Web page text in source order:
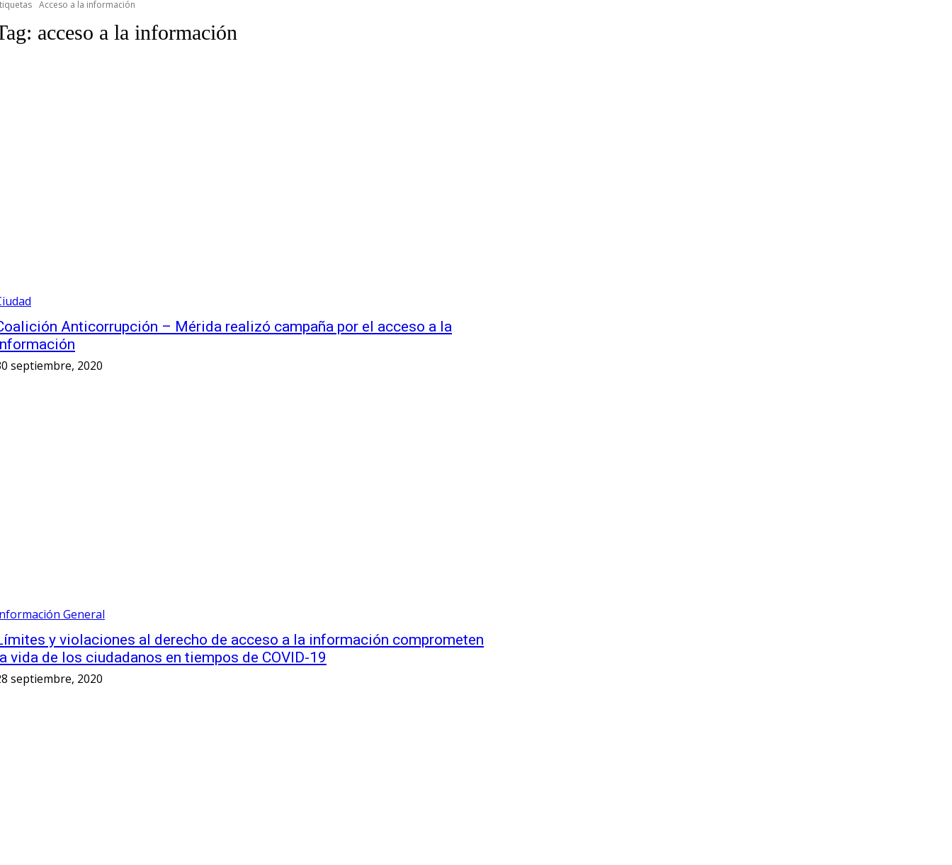
Acceso a la información
acceso a la información
Anticorrupción – Mérida realizó campaña por el acceso a la
septiembre, 2020
General
y violaciones al derecho de acceso a la información comprometen
vida de los ciudadanos en tiempos de COVID-19
septiembre, 2020